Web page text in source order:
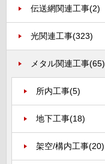
伝送網関連工事(2)
光関連工事(323)
メタル関連工事(65)
所内工事(5)
地下工事(18)
架空/構内工事(20)